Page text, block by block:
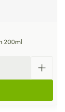
200ml